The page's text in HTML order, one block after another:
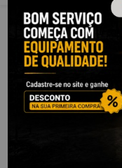
pulverizadores manuais